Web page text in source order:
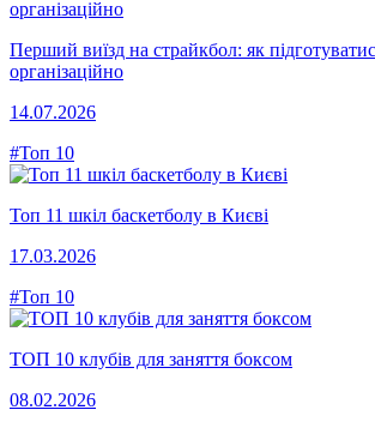
Перший виїзд на страйкбол: як
організаційно
14.07.2026
#Топ 10
Топ 11 шкіл баскетболу в Києві
17.03.2026
#Топ 10
ТОП 10 клубів для заняття боксом
08.02.2026